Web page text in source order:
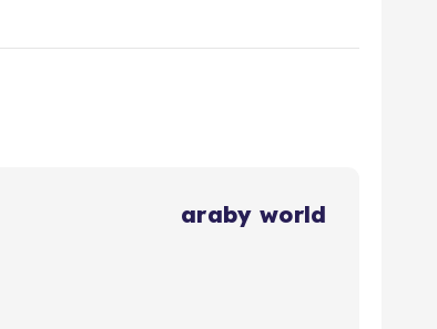
araby world